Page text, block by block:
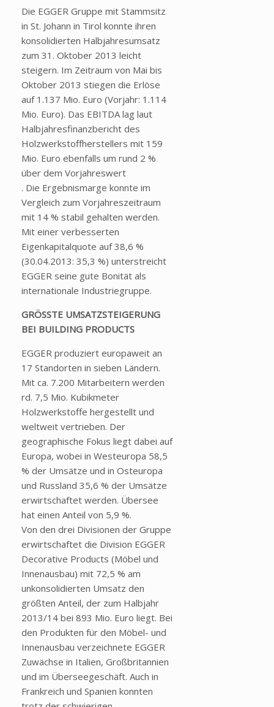
Die EGGER Gruppe mit Stammsitz
in St. Johann in Tirol konnte ihren
konsolidierten Halbjahresumsatz
zum 31. Oktober 2013 leicht
steigern. Im Zeitraum von Mai bis
Oktober 2013 stiegen die Erlöse
auf 1.137 Mio. Euro (Vorjahr: 1.114
Mio. Euro). Das EBITDA lag laut
Halbjahresfinanzbericht des
Holzwerkstoffherstellers mit 159
Mio. Euro ebenfalls um rund 2 %
über dem Vorjahreswert
. Die Ergebnismarge konnte im
Vergleich zum Vorjahreszeitraum
mit 14 % stabil gehalten werden.
Mit einer verbesserten
Eigenkapitalquote auf 38,6 %
(30.04.2013: 35,3 %) unterstreicht
EGGER seine gute Bonität als
internationale Industriegruppe.
GRÖSSTE UMSATZSTEIGERUNG
BEI BUILDING PRODUCTS
EGGER produziert europaweit an
17 Standorten in sieben Ländern.
Mit ca. 7.200 Mitarbeitern werden
rd. 7,5 Mio. Kubikmeter
Holzwerkstoffe hergestellt und
weltweit vertrieben. Der
geographische Fokus liegt dabei auf
Europa, wobei in Westeuropa 58,5
% der Umsätze und in Osteuropa
und Russland 35,6 % der Umsätze
erwirtschaftet werden. Übersee
hat einen Anteil von 5,9 %.
Von den drei Divisionen der Gruppe
erwirtschaftet die Division EGGER
Decorative Products (Möbel und
Innenausbau) mit 72,5 % am
unkonsolidierten Umsatz den
größten Anteil, der zum Halbjahr
2013/14 bei 893 Mio. Euro liegt. Bei
den Produkten für den Möbel- und
Innenausbau verzeichnete EGGER
Zuwächse in Italien, Großbritannien
und im Überseegeschäft. Auch in
Frankreich und Spanien konnten